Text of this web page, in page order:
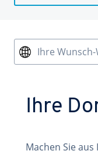
Ihre
Ihre
Machen Sie